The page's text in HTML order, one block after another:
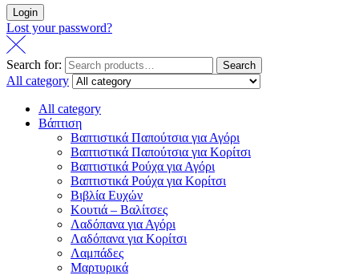
Login
Lost your password?
Search for: Search
All category
All category
Βάπτιση
Βαπτιστικά Παπούτσια για Αγόρι
Βαπτιστικά Παπούτσια για Κορίτσι
Βαπτιστικά Ρούχα για Αγόρι
Βαπτιστικά Ρούχα για Κορίτσι
Βιβλία Ευχών
Κουτιά – Βαλίτσες
Λαδόπανα για Αγόρι
Λαδόπανα για Κορίτσι
Λαμπάδες
Μαρτυρικά